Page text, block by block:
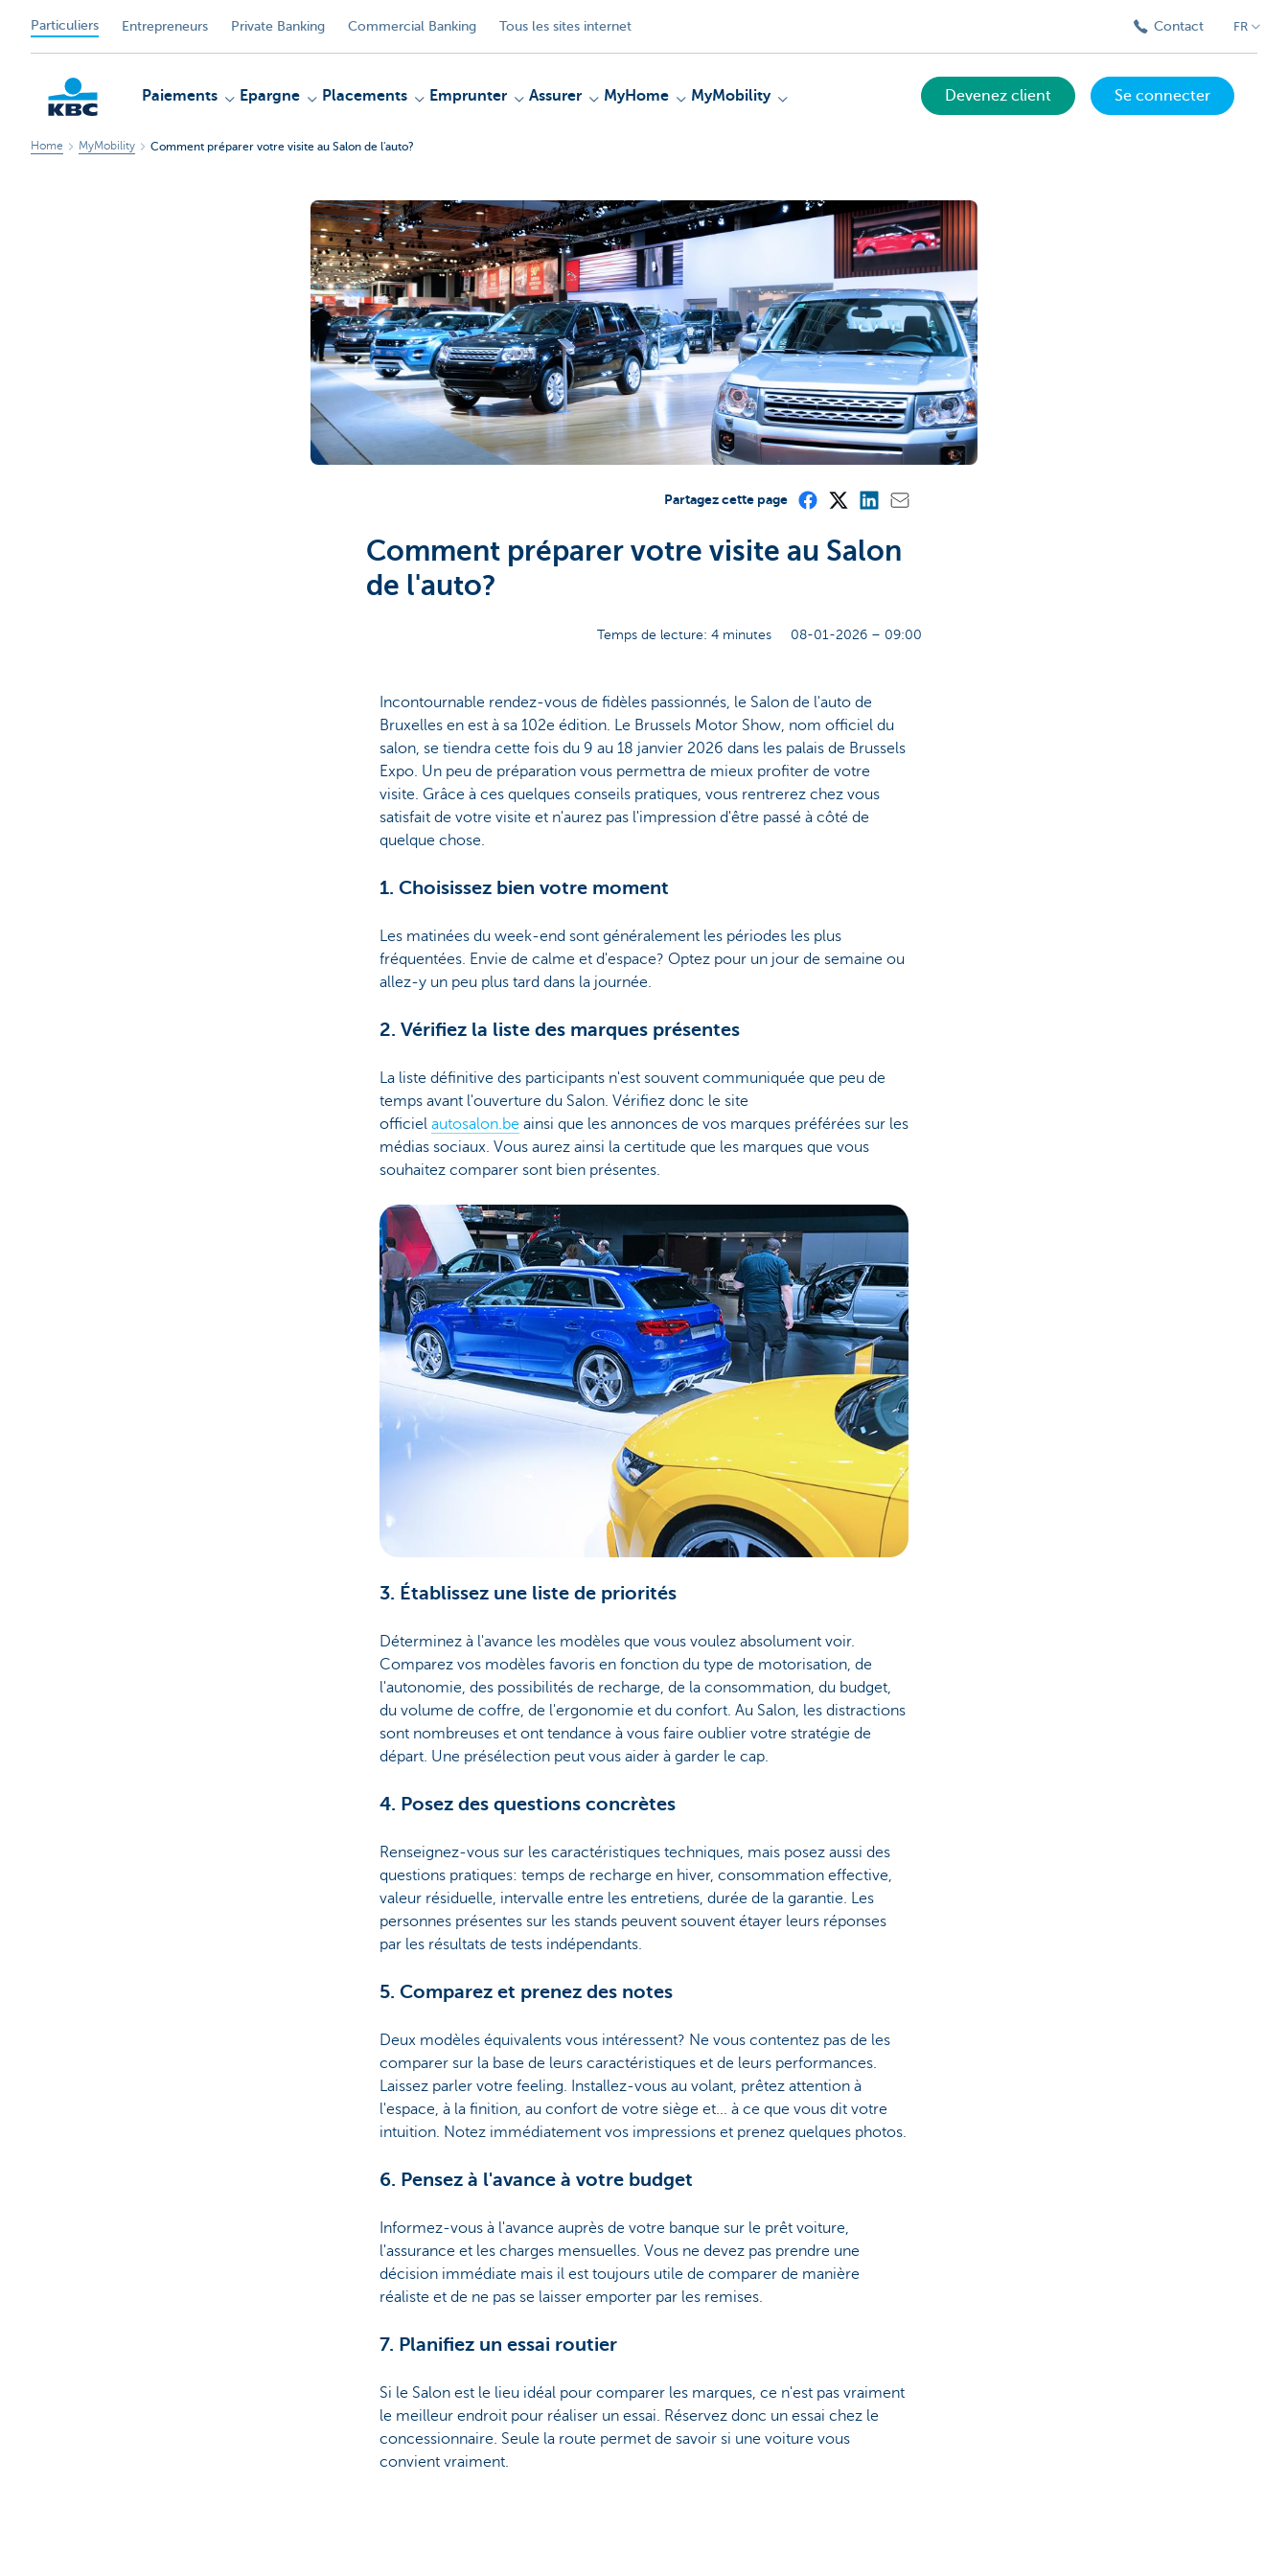
Particuliers Entrepreneurs Private Banking Commercial Banking Tous les sites internet Contact FR
Paiements Epargne Placements Emprunter Assurer MyHome MyMobility Devenez client Se connecter
Home MyMobility Comment préparer votre visite au Salon de l'auto?
Partagez cette page
Comment préparer votre visite au Salon
de l'auto?
Temps de lecture: 4 minutes 08-01-2026 – 09:00
Incontournable rendez-vous de fidèles passionnés, le Salon de l'auto de
Bruxelles en est à sa 102e édition. Le Brussels Motor Show, nom officiel du
salon, se tiendra cette fois du 9 au 18 janvier 2026 dans les palais de Brussels
Expo. Un peu de préparation vous permettra de mieux profiter de votre
visite. Grâce à ces quelques conseils pratiques, vous rentrerez chez vous
satisfait de votre visite et n'aurez pas l'impression d'être passé à côté de
quelque chose.
1. Choisissez bien votre moment
Les matinées du week-end sont généralement les périodes les plus
fréquentées. Envie de calme et d'espace? Optez pour un jour de semaine ou
allez-y un peu plus tard dans la journée.
2. Vérifiez la liste des marques présentes
La liste définitive des participants n'est souvent communiquée que peu de
temps avant l'ouverture du Salon. Vérifiez donc le site
officiel autosalon.be ainsi que les annonces de vos marques préférées sur les
médias sociaux. Vous aurez ainsi la certitude que les marques que vous
souhaitez comparer sont bien présentes.
3. Établissez une liste de priorités
Déterminez à l'avance les modèles que vous voulez absolument voir.
Comparez vos modèles favoris en fonction du type de motorisation, de
l'autonomie, des possibilités de recharge, de la consommation, du budget,
du volume de coffre, de l'ergonomie et du confort. Au Salon, les distractions
sont nombreuses et ont tendance à vous faire oublier votre stratégie de
départ. Une présélection peut vous aider à garder le cap.
4. Posez des questions concrètes
Renseignez-vous sur les caractéristiques techniques, mais posez aussi des
questions pratiques: temps de recharge en hiver, consommation effective,
valeur résiduelle, intervalle entre les entretiens, durée de la garantie. Les
personnes présentes sur les stands peuvent souvent étayer leurs réponses
par les résultats de tests indépendants.
5. Comparez et prenez des notes
Deux modèles équivalents vous intéressent? Ne vous contentez pas de les
comparer sur la base de leurs caractéristiques et de leurs performances.
Laissez parler votre feeling. Installez-vous au volant, prêtez attention à
l'espace, à la finition, au confort de votre siège et... à ce que vous dit votre
intuition. Notez immédiatement vos impressions et prenez quelques photos.
6. Pensez à l'avance à votre budget
Informez-vous à l'avance auprès de votre banque sur le prêt voiture,
l'assurance et les charges mensuelles. Vous ne devez pas prendre une
décision immédiate mais il est toujours utile de comparer de manière
réaliste et de ne pas se laisser emporter par les remises.
7. Planifiez un essai routier
Si le Salon est le lieu idéal pour comparer les marques, ce n'est pas vraiment
le meilleur endroit pour réaliser un essai. Réservez donc un essai chez le
concessionnaire. Seule la route permet de savoir si une voiture vous
convient vraiment.